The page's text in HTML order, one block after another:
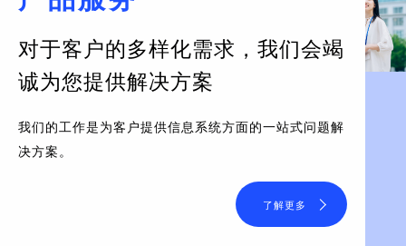
对于客户的多样化需求， 我们会竭
诚为您提供解决方案
我们的工作是为客户提供信息系统方面的一站式问题解
决方案。
了解更多